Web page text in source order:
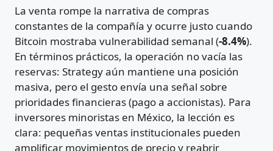
La venta rompe la narrativa de compras
constantes de la compañía y ocurre justo cuando
Bitcoin mostraba vulnerabilidad semanal (-8.4%).
En términos prácticos, la operación no vacía las
reservas: Strategy aún mantiene una posición
masiva, pero el gesto envía una señal sobre
prioridades financieras (pago a accionistas). Para
inversores minoristas en México, la lección es
clara: pequeñas ventas institucionales pueden
amplificar movimientos de precio y reabrir